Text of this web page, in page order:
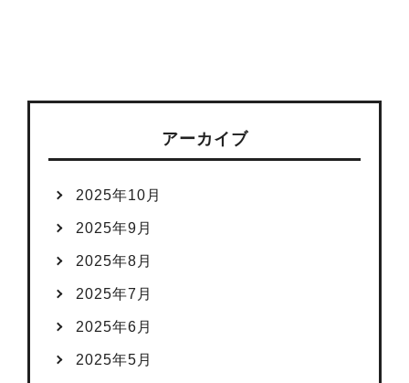
アーカイブ
2025年10月
2025年9月
2025年8月
2025年7月
2025年6月
2025年5月